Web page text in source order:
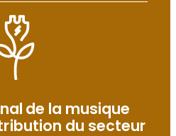
et de variétés :
de la musique
du secteur